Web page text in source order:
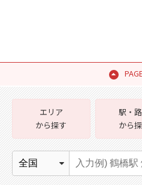
エリア
から探す
駅・
から